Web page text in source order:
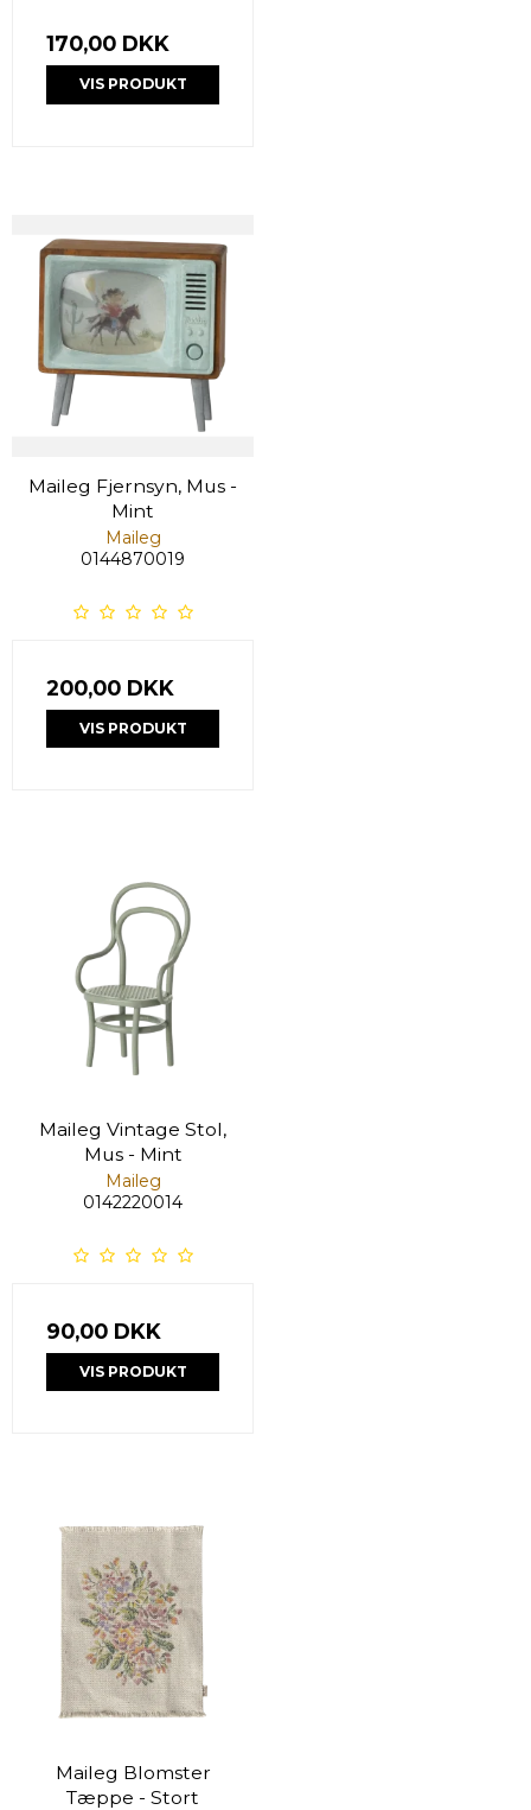
170,00 DKK
VIS PRODUKT
Maileg Fjernsyn, Mus -
Mint
Maileg
0144870019
200,00 DKK
VIS PRODUKT
Maileg Vintage Stol,
Mus - Mint
Maileg
0142220014
90,00 DKK
VIS PRODUKT
Maileg Blomster
Tæppe - Stort